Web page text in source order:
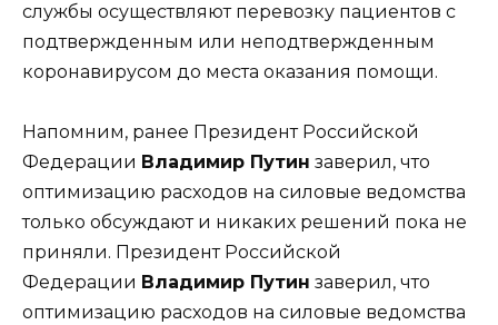
службы осуществляют перевозку пациентов с
подтвержденным или неподтвержденным
коронавирусом до места оказания помощи.
Напомним, ранее Президент Российской
Федерации Владимир Путин заверил, что
оптимизацию расходов на силовые ведомства
только обсуждают и никаких решений пока не
приняли. Президент Российской
Федерации Владимир Путин заверил, что
оптимизацию расходов на силовые ведомства